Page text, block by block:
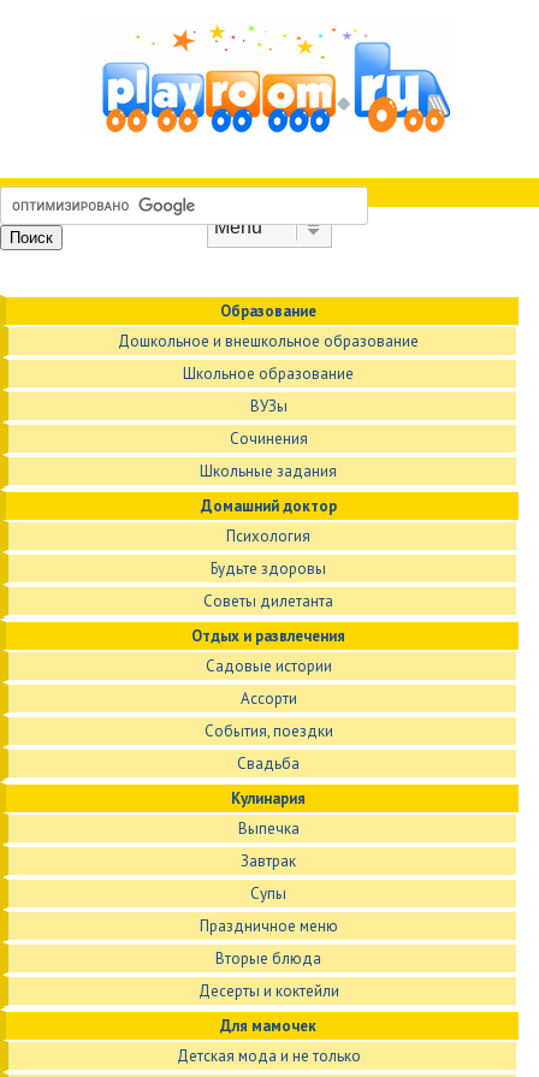
Образование
Дошкольное и внешкольное образование
Школьное образование
ВУЗы
Сочинения
Школьные задания
Домашний доктор
Психология
Будьте здоровы
Советы дилетанта
Отдых и развлечения
Садовые истории
Ассорти
События, поездки
Свадьба
Кулинария
Выпечка
Завтрак
Супы
Праздничное меню
Вторые блюда
Десерты и коктейли
Для мамочек
Детская мода и не только